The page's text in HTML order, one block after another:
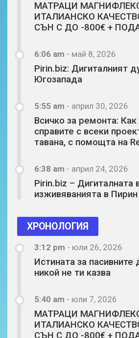
МАТРАЦИ
ИТАЛИАНСКО
СЪН С ДО -800€ +
6:06 am - май 8, 2026
Pirin.biz: Дигиталният
Югозапада
5:55 am - април 30, 2026
Всичко за ремонта:
справите с всеки
тавана, с помощта на
6:38 am - април 24, 2026
Pirin.biz – Дигиталната
изживяванията в Пирин
ХРОНОЛОГИЯ
3:12 pm - юли 26, 2026
Истината за пасивните
никой не ти казва
5:40 am - юли 7, 2026
МАТРАЦИ
ИТАЛИАНСКО
СЪН С ДО -800€ +